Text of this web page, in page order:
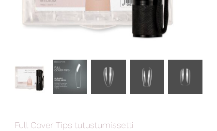
Full Cover Tips tutustumissetti